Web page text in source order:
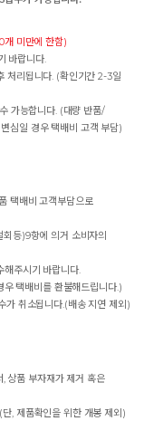
개 미만에 한함)
바랍니다.
처리됩니다. (확인기간 2-3일
가능합니다. (대량 반품/
심일 경우 택배비 고객 부담)
택배비 고객부담으로
등)9항에 의거 소비자의
해주시기 바랍니다.
우 택배비를 환불해드립니다.)
가 취소됩니다.(배송 지연 제외)
상품 부자재가 제거 혹은
, 제품확인을 위한 개봉 제외)